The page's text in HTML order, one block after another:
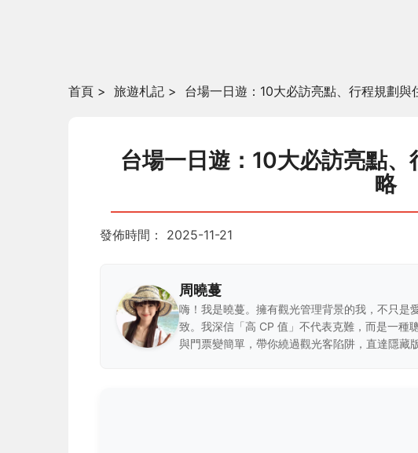
首頁 > 旅遊札記 > 台場一日遊：10大必訪亮點、行程規劃與
台場一日遊：10大必訪亮點
略
發佈時間： 2025-11-21
周曉蔓
嗨！我是曉蔓。擁有觀光管理背景的我，不只是
致。我深信「高 CP 值」不代表克難，而是一種
與門票變簡單，帶你繞過觀光客陷阱，直達隱藏